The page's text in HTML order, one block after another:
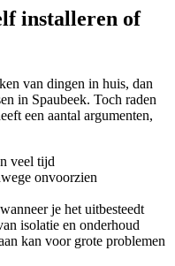
installeren of
van dingen in huis, dan
in Spaubeek. Toch raden
een aantal argumenten,
veel tijd
onvoorzien
je het uitbesteedt
isolatie en onderhoud
kan voor grote problemen